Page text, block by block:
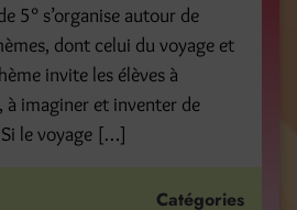
5° s’organise autour de
dont celui du voyage et
invite les élèves à
à imaginer et inventer de
le voyage […]
Catégories